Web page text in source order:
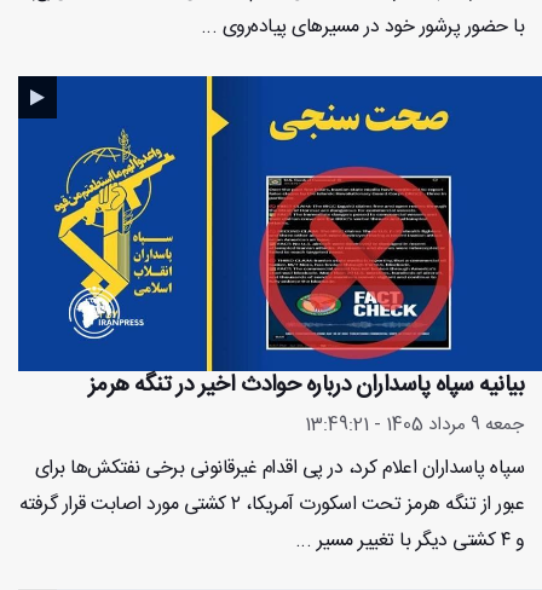
با حضور پرشور خود در مسیرهای پیاده‌روی ...
بیانیه سپاه پاسداران درباره حوادث اخیر در تنگه هرمز
جمعه 9 مرداد 1405 - 13:49:21
سپاه پاسداران اعلام کرد، در پی اقدام غیرقانونی برخی نفتکش‌ها برای
عبور از تنگه هرمز تحت اسکورت آمریکا، ۲ کشتی مورد اصابت قرار گرفته
و ۴ کشتی دیگر با تغییر مسیر ...